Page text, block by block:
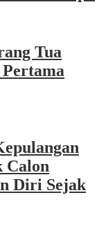
Tua
Calon
Diri Sejak